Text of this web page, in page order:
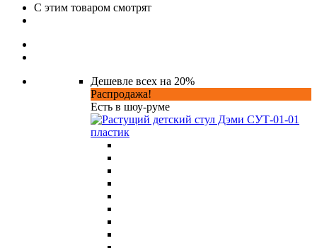
С этим товаром смотрят
Дешевле всех на 20%
Распродажа!
Есть в шоу-руме